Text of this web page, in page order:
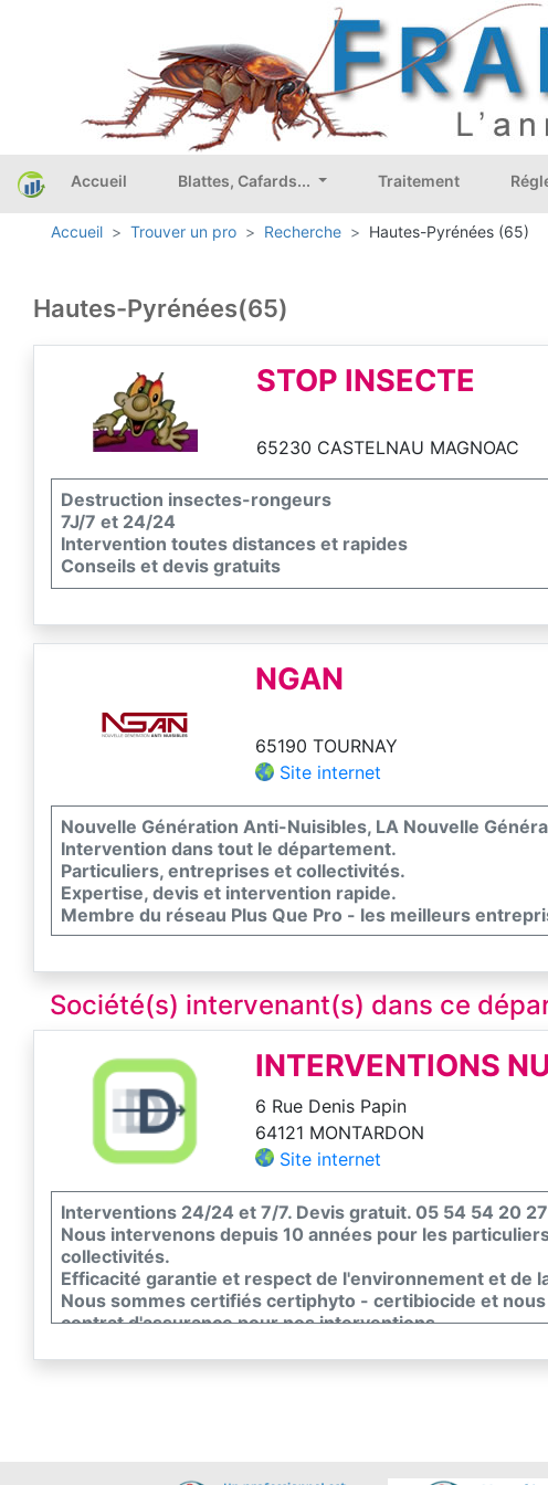
Accueil Blattes, Cafards... Traitement
Accueil Trouver un pro Recherche Hautes-Pyrénées (65)
Hautes-Pyrénées(65)
STOP INSECTE
65230 CASTELNAU MAGNOAC
Destruction insectes-rongeurs
7J/7 et 24/24
Intervention toutes distances et rapides
Conseils et devis gratuits
NGAN
65190 TOURNAY
Site internet
Nouvelle Génération Anti-Nuisibles, LA Nouvelle
Intervention dans tout le département.
Particuliers, entreprises et collectivités.
Expertise, devis et intervention rapide.
Membre du réseau Plus Que Pro - les meilleurs
Société(s) intervenant(s) dans ce
INTERVENTIONS
6 Rue Denis Papin
64121 MONTARDON
Site internet
Interventions 24/24 et 7/7. Devis gratuit. 05 54 54 20 27
Nous intervenons depuis 10 années pour les
collectivités.
Efficacité garantie et respect de l'environnement et de
Nous sommes certifiés certiphyto - certibiocide et
contrat d'assurance pour nos interventions.